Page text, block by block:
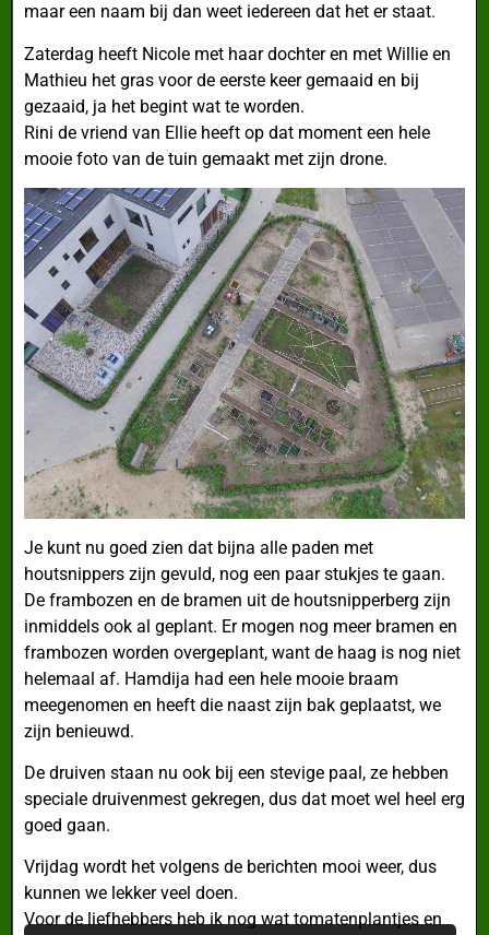
maar een naam bij dan weet iedereen dat het er staat.
Zaterdag heeft Nicole met haar dochter en met Willie en
Mathieu het gras voor de eerste keer gemaaid en bij
gezaaid, ja het begint wat te worden.
Rini de vriend van Ellie heeft op dat moment een hele
mooie foto van de tuin gemaakt met zijn drone.
Je kunt nu goed zien dat bijna alle paden met
houtsnippers zijn gevuld, nog een paar stukjes te gaan.
De frambozen en de bramen uit de houtsnipperberg zijn
inmiddels ook al geplant. Er mogen nog meer bramen en
frambozen worden overgeplant, want de haag is nog niet
helemaal af. Hamdija had een hele mooie braam
meegenomen en heeft die naast zijn bak geplaatst, we
zijn benieuwd.
De druiven staan nu ook bij een stevige paal, ze hebben
speciale druivenmest gekregen, dus dat moet wel heel erg
goed gaan.
Vrijdag wordt het volgens de berichten mooi weer, dus
kunnen we lekker veel doen.
Voor de liefhebbers heb ik nog wat tomatenplantjes en